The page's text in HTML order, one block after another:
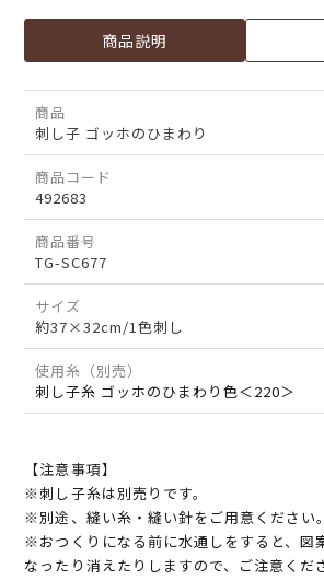
商品説明
商品
刺し子 ゴッホのひまわり
商品コード
492683
商品番号
TG-SC677
サイズ
約37×32cm/1色刺し
使用糸（別売）
刺し子糸 ゴッホのひまわり色＜220＞
【注意事項】
※刺し子糸は別売りです。
※別途、縫い糸・縫い針をご用意ください。
※おつくりになる前に水通しをすると、図
なったり消えたりしますので、ご注意くだ